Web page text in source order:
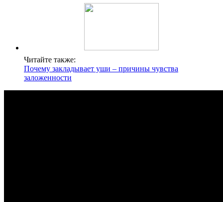
Читайте также:
Почему закладывает уши – причины чувства
заложенности